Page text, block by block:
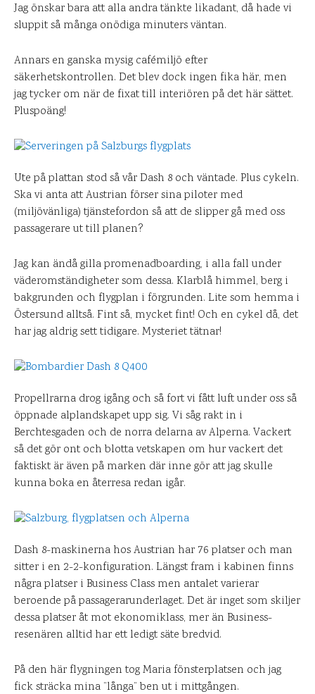
Jag önskar bara att alla andra tänkte likadant, då hade vi
sluppit så många onödiga minuters väntan.
Annars en ganska mysig cafémiljö efter
säkerhetskontrollen. Det blev dock ingen fika här, men
jag tycker om när de fixat till interiören på det här sättet.
Pluspoäng!
Ute på plattan stod så vår Dash 8 och väntade. Plus cykeln.
Ska vi anta att Austrian förser sina piloter med
(miljövänliga) tjänstefordon så att de slipper gå med oss
passagerare ut till planen?
Jag kan ändå gilla promenadboarding, i alla fall under
väderomständigheter som dessa. Klarblå himmel, berg i
bakgrunden och flygplan i förgrunden. Lite som hemma i
Östersund alltså. Fint så, mycket fint! Och en cykel då, det
har jag aldrig sett tidigare. Mysteriet tätnar!
Propellrarna drog igång och så fort vi fått luft under oss så
öppnade alplandskapet upp sig. Vi såg rakt in i
Berchtesgaden och de norra delarna av Alperna. Vackert
så det gör ont och blotta vetskapen om hur vackert det
faktiskt är även på marken där inne gör att jag skulle
kunna boka en återresa redan igår.
Dash 8-maskinerna hos Austrian har 76 platser och man
sitter i en 2-2-konfiguration. Längst fram i kabinen finns
några platser i Business Class men antalet varierar
beroende på passagerarunderlaget. Det är inget som skiljer
dessa platser åt mot ekonomiklass, mer än Business-
resenären alltid har ett ledigt säte bredvid.
På den här flygningen tog Maria fönsterplatsen och jag
fick sträcka mina ”långa” ben ut i mittgången.